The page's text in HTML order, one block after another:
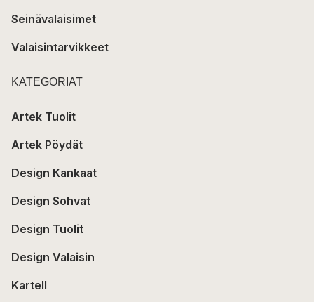
Seinävalaisimet
Valaisintarvikkeet
KATEGORIAT
Artek Tuolit
Artek Pöydät
Design Kankaat
Design Sohvat
Design Tuolit
Design Valaisin
Kartell